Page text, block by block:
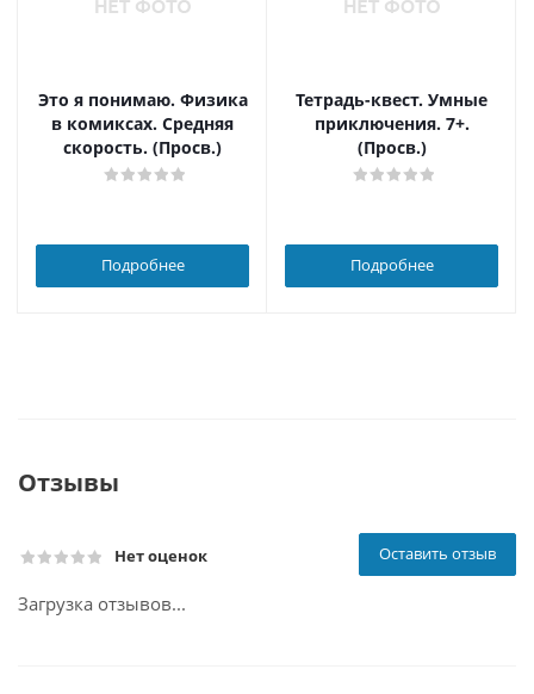
Это я понимаю. Физика
в комиксах. Средняя
скорость. (Просв.)
Подробнее
Тетрадь-квест. Умные
приключения. 7+.
(Просв.)
Подробнее
Отзывы
Нет оценок Оставить отзыв
Загрузка отзывов...